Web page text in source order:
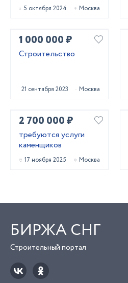
5 октября 2024 Москва
1 000 000 ₽
Строительство
21 сентября 2023 Москва
2 700 000 ₽
требуются услуги
каменщиков
17 ноября 2025 Москва
БИРЖА СНГ
Строительный портал